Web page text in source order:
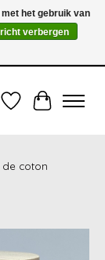
VANAF 35,00€
WINKEL OOK
Verlanglijst
coton
het gebruik van
verbergen